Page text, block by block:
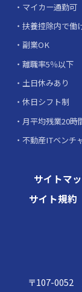
マイカー通勤可
扶養控除内で働
副業OK
離職率5％以下
土日休みあり
休日シフト制
月平均残業20時
不動産ITベンチ
サイトマ
サイト規約
〒107-0052